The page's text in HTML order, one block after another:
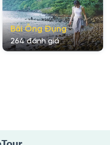
Bãi Ông Đụng
264 đánh giá